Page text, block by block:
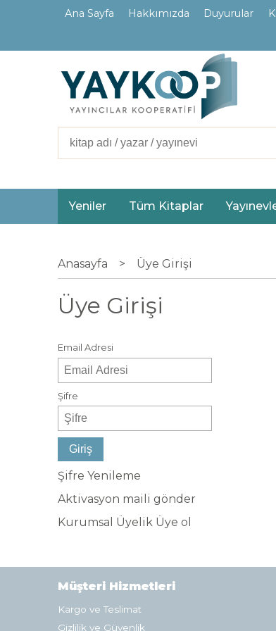
Ana Sayfa Hakkımızda Duyurular
Yeniler Tüm Kitaplar
Anasayfa > Üye Girişi
Üye Girişi
Email Adresi
Şifre
Şifre Yenileme
Aktivasyon maili gönder
Kurumsal Üyelik Üye ol
Müşteri Hizmetleri
Kargo ve Teslimat
Gizlilik ve Güvenlik